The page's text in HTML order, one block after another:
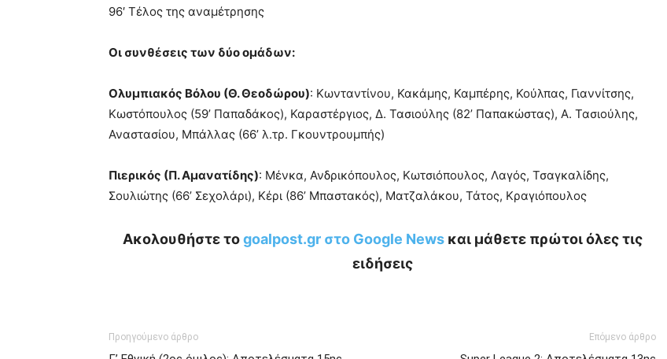
96′ Τέλος της αναμέτρησης
Οι συνθέσεις των δύο ομάδων:
Ολυμπιακός Βόλου (Θ. Θεοδώρου): Κωνταντίνου, Κακάμης, Καμπέρης, Κούλπας, Γιαννίτσης,
Κωστόπουλος (59’ Παπαδάκος), Καραστέργιος, Δ. Τασιούλης (82’ Παπακώστας), Α. Τασιούλης,
Αναστασίου, Μπάλλας (66’ λ.τρ. Γκουντρουμπής)
Πιερικός (Π. Αμανατίδης): Μένκα, Ανδρικόπουλος, Κωτσιόπουλος, Λαγός, Τσαγκαλίδης,
Σουλιώτης (66’ Σεχολάρι), Κέρι (86’ Μπαστακός), Ματζαλάκου, Τάτος, Κραγιόπουλος
Ακολουθήστε τοgoalpost.gr στο Google Newsκαι μάθετε πρώτοι όλες τις
ειδήσεις
Προηγούμενο άρθρο Επόμενο άρθρο